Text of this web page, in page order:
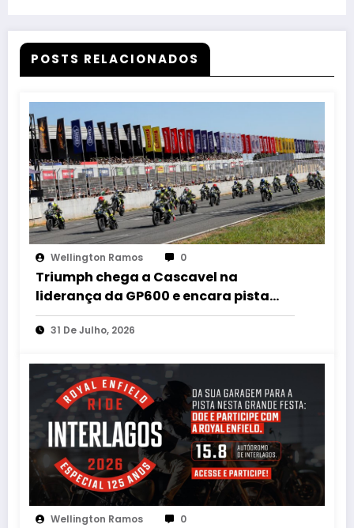
POSTS RELACIONADOS
Wellington Ramos 0
Triumph chega a Cascavel na
liderança da GP600 e encara pista
mais rápida do MOTO1000GP 2026
31 De Julho, 2026
Wellington Ramos 0